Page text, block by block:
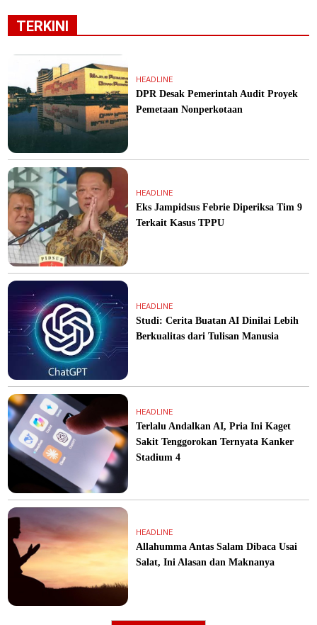
TERKINI
HEADLINE
DPR Desak Pemerintah Audit Proyek
Pemetaan Nonperkotaan
HEADLINE
Eks Jampidsus Febrie Diperiksa Tim 9
Terkait Kasus TPPU
HEADLINE
Studi: Cerita Buatan AI Dinilai Lebih
Berkualitas dari Tulisan Manusia
HEADLINE
Terlalu Andalkan AI, Pria Ini Kaget
Sakit Tenggorokan Ternyata Kanker
Stadium 4
HEADLINE
Allahumma Antas Salam Dibaca Usai
Salat, Ini Alasan dan Maknanya